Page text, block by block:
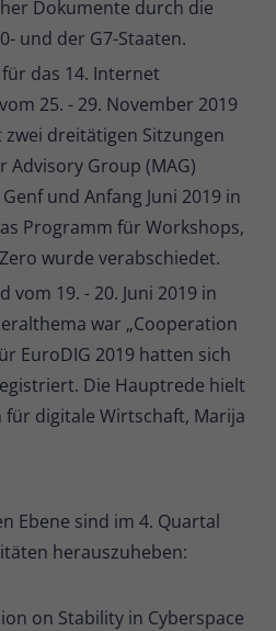
Dokumente durch die
und der G7-Staaten.
das 14. Internet
25. - 29. November 2019
dreitätigen Sitzungen
Group (MAG)
und Anfang Juni 2019 in
Programm für Workshops,
wurde verabschiedet.
vom 19. - 20. Juni 2019 in
war „Cooperation
EuroDIG 2019 hatten sich
Die Hauptrede hielt
für digitale Wirtschaft, Marija
Ebene sind im 4. Quartal
herauszuheben:
on Stability in Cyberspace